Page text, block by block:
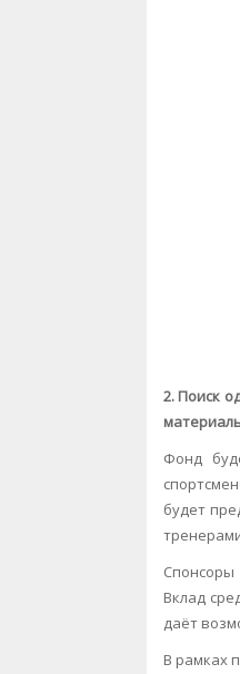
2. Поиск
Фонд
будет
Вклад
даёт
В рамках